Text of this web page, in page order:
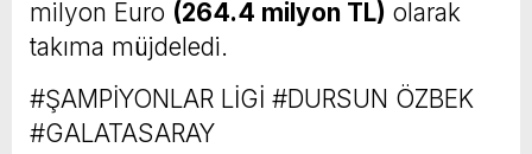
milyon Euro (264.4 milyon TL) olarak
takıma müjdeledi.
#ŞAMPİYONLAR LİGİ #DURSUN ÖZBEK
#GALATASARAY